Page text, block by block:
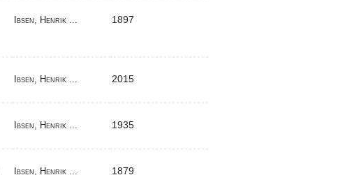
Ibsen, Henrik ... 1897
Ibsen, Henrik ... 2015
Ibsen, Henrik ... 1935
Ibsen, Henrik ... 1879